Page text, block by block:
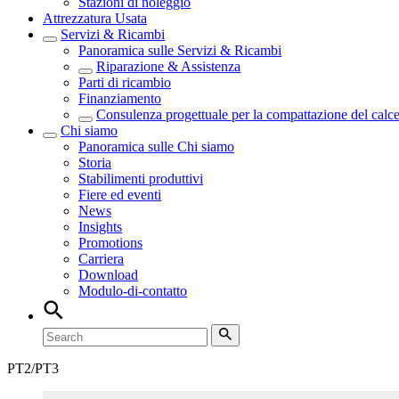
Attrezzatura Usata
Servizi & Ricambi
Panoramica sulle Servizi & Ricambi
Riparazione & Assistenza
Parti di ricambio
Finanziamento
Consulenza progettuale per la compattazione del
Chi siamo
Panoramica sulle Chi siamo
Storia
Stabilimenti produttivi
Fiere ed eventi
News
Insights
Promotions
Carriera
Download
Modulo-di-contatto
PT2/PT3